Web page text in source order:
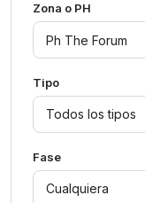
Zona o PH
Tipo
Todos los tipos
Fase
Cualquiera